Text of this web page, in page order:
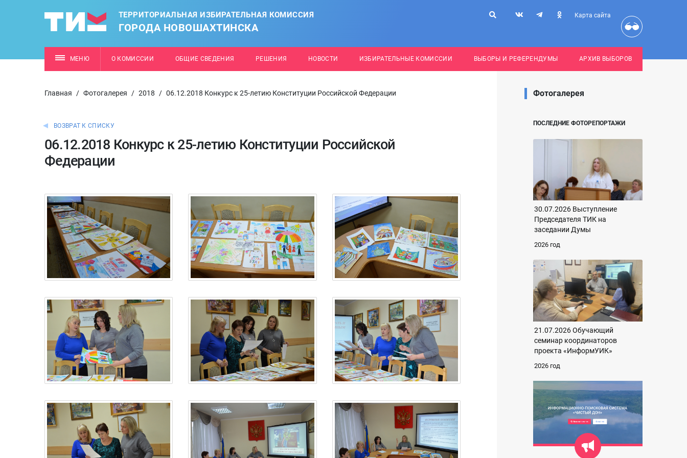
ТЕРРИТОРИАЛЬНАЯ ИЗБИРАТЕЛЬНАЯ КОМИССИЯ
ГОРОДА НОВОШАХТИНСКА
Карта сайта
МЕНЮ О КОМИССИИ ОБЩИЕ СВЕДЕНИЯ РЕШЕНИЯ НОВОСТИ ИЗБИРАТЕЛЬНЫЕ КОМИССИИ ВЫБОРЫ И РЕФЕРЕНДУМЫ АРХИВ ВЫБОРОВ
Главная / Фотогалерея / 2018 / 06.12.2018 Конкурс к 25-летию Конституции Российской Федерации
ВОЗВРАТ К СПИСКУ
06.12.2018 Конкурс к 25-летию Конституции Российской
Федерации
Фотогалерея
ПОСЛЕДНИЕ ФОТОРЕПОРТАЖИ
30.07.2026 Выступление
Председателя ТИК на
заседании Думы
2026 год
21.07.2026 Обучающий
семинар координаторов
проекта «ИнформУИК»
2026 год